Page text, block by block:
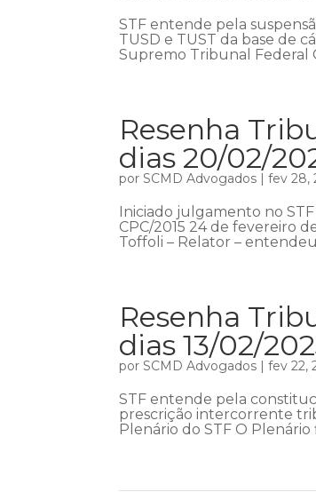
STF entende pela
TUSD e TUST da base de
Supremo Tribunal Federal
Resenha
dias 20/02/
porSCMD Advogados |fev 28,
Iniciado julgamento no
CPC/2015 24 de fevereiro
Toffoli – Relator –
Resenha
dias 13/02/
porSCMD Advogados |fev 22,
STF entende pela
prescrição intercorrente
Plenário do STF O